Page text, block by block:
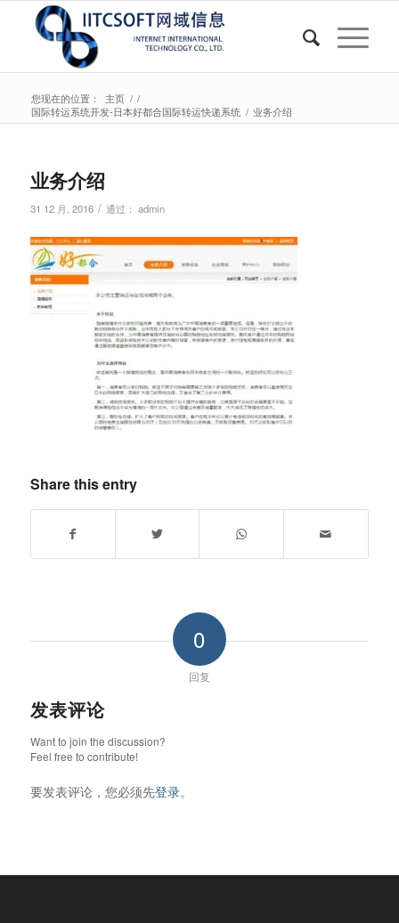
您现在的位置： 主页 / /
国际转运系统开发-日本好都合国际转运快递系统 / 业务介绍
业务介绍
31 12 月, 2016 / 通过： admin
Share this entry
0
回复
发表评论
Want to join the discussion?
Feel free to contribute!
要发表评论，您必须先登录。